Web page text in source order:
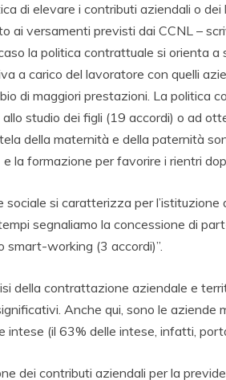
di elevare i contributi aziendali o
ai versamenti previsti dai CCNL –
la politica contrattuale si orienta
a carico del lavoratore con quelli
di maggiori prestazioni. La politica
studio dei figli (19 accordi) o ad
della maternità e della paternità
la formazione per favorire i rientri
si caratterizza per l’istituzione
segnaliamo la concessione di
smart-working (3 accordi)”.
della contrattazione aziendale e
Anche qui, sono le aziende
intese (il 63% delle intese, infatti,
dei contributi aziendali per la